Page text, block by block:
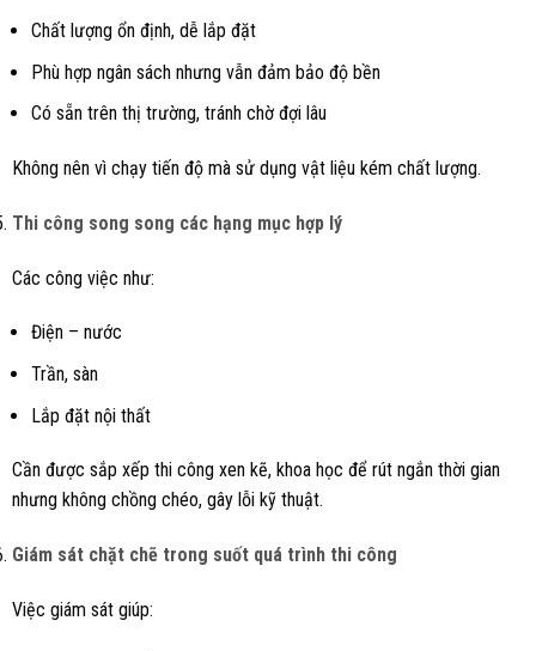
Chất lượng ổn định, dễ lắp đặt
Phù hợp ngân sách nhưng vẫn đảm bảo độ bền
Có sẵn trên thị trường, tránh chờ đợi lâu
Không nên vì chạy tiến độ mà sử dụng vật liệu kém chất lượng.
Thi công song song các hạng mục hợp lý
Các công việc như:
Điện – nước
Trần, sàn
Lắp đặt nội thất
Cần được sắp xếp thi công xen kẽ, khoa học để rút ngắn thời gian
nhưng không chồng chéo, gây lỗi kỹ thuật.
Giám sát chặt chẽ trong suốt quá trình thi công
Việc giám sát giúp: